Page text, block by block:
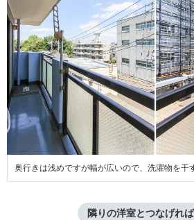
奥行きは浅めですが幅が広いので、洗濯物を干
隣りの洋室とつなげれば